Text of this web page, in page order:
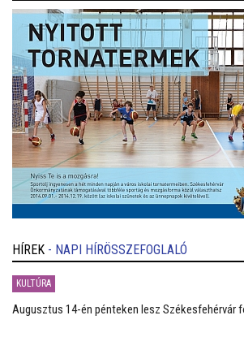
HÍREK - NAPI HÍRÖSSZEFOGLALÓ
KULTÚRA
Augusztus 14-én pénteken lesz Székesfehérvár